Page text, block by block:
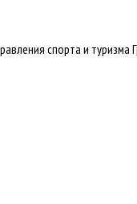
спорта и туризма